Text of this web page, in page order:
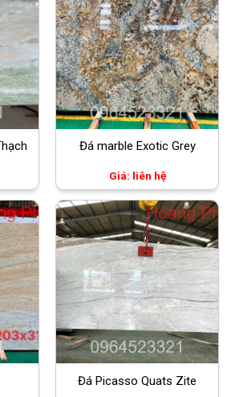
Đá marble Exotic Grey
Giá: liên hệ
Đá Picasso Quats Zite